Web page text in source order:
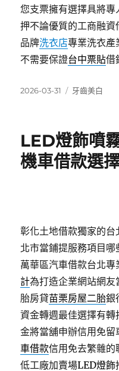
您支票擁有選擇具將專
押不論優質的工商融
品牌洗衣店專業洗衣產
不需要保證台中票貼借
發
2026-03-31
分
牙齒美白
LED燈飾噴
機車借款選
彰化土地借款獨家的
北市當鋪提服務項目哪
萬華區汽車借款台北
計為打造企業網站網
胎房貸苗栗房屋二胎銀
資金轉週最佳選擇有轉
金將當舖申辦信用免
車借款信用免去繁雜
低工廠加賣場LED燈飾